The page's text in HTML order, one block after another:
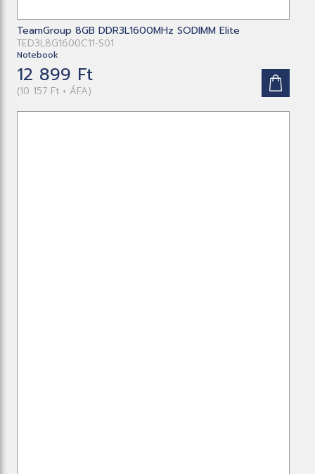
TeamGroup 8GB DDR3L1600MHz SODIMM Elite
TED3L8G1600C11-S01
Notebook
12 899 Ft
(10 157 Ft + ÁFA)